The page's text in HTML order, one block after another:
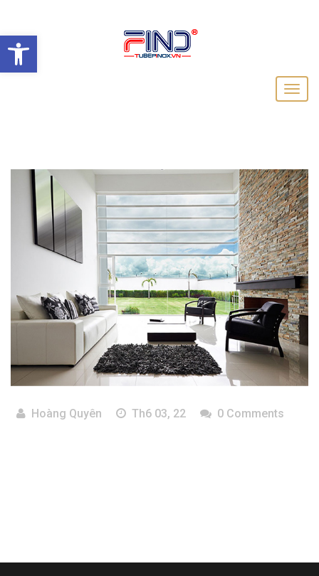
Hoàng Quyên Th6 03, 22 0 Comments
Open toolbar